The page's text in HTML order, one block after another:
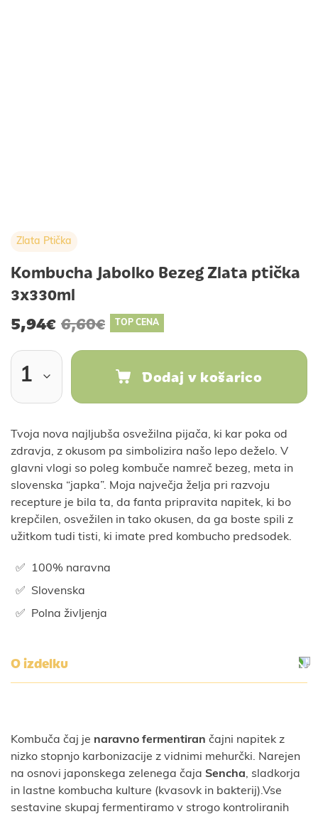
Zlata Ptička
Kombucha Jabolko Bezeg Zlata ptička
3x330ml
5,94€ 6,60€ TOP CENA
Dodaj v košarico
Tvoja nova najljubša osvežilna pijača, ki kar poka od
zdravja, z okusom pa simbolizira našo lepo deželo. V
glavni vlogi so poleg kombuče namreč bezeg, meta in
slovenska “japka”. Moja največja želja pri razvoju
recepture je bila ta, da fanta pripravita napitek, ki bo
krepčilen, osvežilen in tako okusen, da ga boste spili z
užitkom tudi tisti, ki imate pred kombucho predsodek.
100% naravna
Slovenska
Polna življenja
O izdelku
Kombuča čaj je naravno fermentiran čajni napitek z
nizko stopnjo karbonizacije z vidnimi mehurčki. Narejen
na osnovi japonskega zelenega čaja Sencha, sladkorja
in lastne kombucha kulture (kvasovk in bakterij).Vse
sestavine skupaj fermentiramo v strogo kontroliranih